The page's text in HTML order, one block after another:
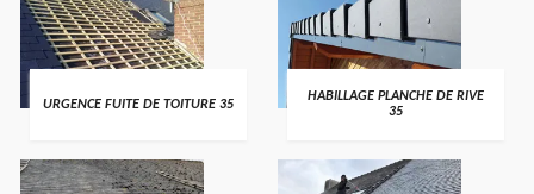
URGENCE FUITE DE TOITURE 35
HABILLAGE PLANCHE DE RIVE
35